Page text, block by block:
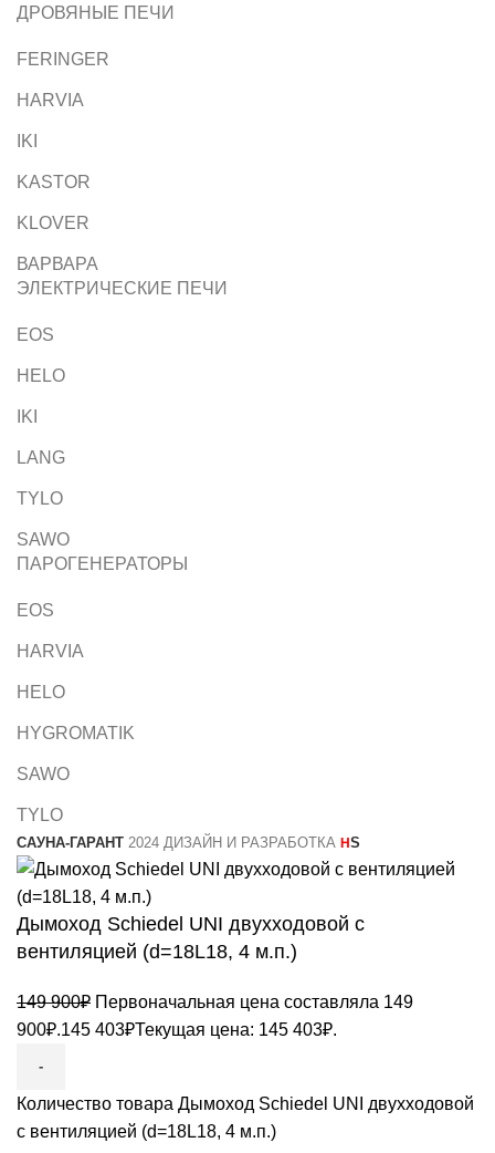
ДРОВЯНЫЕ ПЕЧИ
FERINGER
HARVIA
IKI
KASTOR
KLOVER
ВАРВАРА
ЭЛЕКТРИЧЕСКИЕ ПЕЧИ
EOS
HELO
IKI
LANG
TYLO
SAWO
ПАРОГЕНЕРАТОРЫ
EOS
HARVIA
HELO
HYGROMATIK
SAWO
TYLO
САУНА-ГАРАНТ 2024 ДИЗАЙН И РАЗРАБОТКА HS
Дымоход Schiedel UNI двухходовой с
вентиляцией (d=18L18, 4 м.п.)
149 900₽ Первоначальная цена составляла 149
900₽.145 403₽Текущая цена: 145 403₽.
Количество товара Дымоход Schiedel UNI двухходовой
с вентиляцией (d=18L18, 4 м.п.)